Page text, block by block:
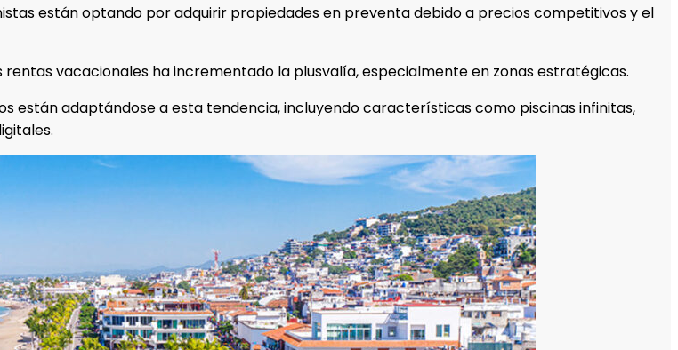
están optando por adquirir propiedades en preventa debido a precios competitivos y el
rentas vacacionales ha incrementado la plusvalía, especialmente en zonas estratégicas.
están adaptándose a esta tendencia, incluyendo características como piscinas infinitas,